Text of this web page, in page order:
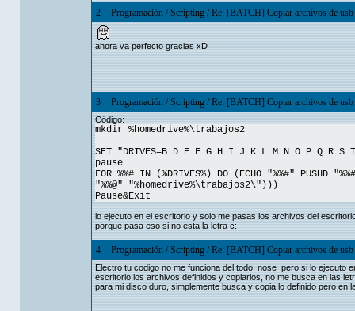
2 Programación/Scripting/Re: [BATCH] Copiar archivos de usb
ahora va perfecto gracias xD
3 Programación/Scripting/Re: [BATCH] Copiar archivos de usb
Código:
mkdir %homedrive%\trabajos2
SET "DRIVES=B D E F G H I J K L M N O P Q R S
pause
FOR %%# IN (%DRIVES%) DO (ECHO "%%#"
"%%@" "%homedrive%\trabajos2\")))
Pause&Exit
lo ejecuto en el escritorio y solo me pasas los archivos del
porque pasa eso si no esta la letra c:
4 Programación/Scripting/Re: [BATCH] Copiar archivos de usb
Electro tu codigo no me funciona del todo, nose pero si lo ejecuto
escritorio los archivos definidos y copiarlos, no me busca en las
para mi disco duro, simplemente busca y copia lo definido pero en